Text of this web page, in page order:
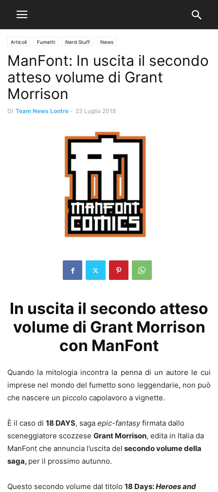
Articoli Fumetti Nerd Stuff News
ManFont: In uscita il secondo
atteso volume di Grant
Morrison
Di Team News Lontre - 23 Luglio 2018
In uscita il secondo atteso
volume di Grant Morrison
con ManFont
Quando la mitologia incontra la penna di un autore le cui
imprese nel mondo del fumetto sono leggendarie, non può
che nascere un piccolo capolavoro a vignette.
È il caso di 18 DAYS, saga epic-fantasyfirmata dallo
sceneggiatore scozzese Grant Morrison, edita in Italia da
ManFont che annuncia l’uscita del secondo volume della
saga, per il prossimo autunno.
Questo secondo volume dal titolo 18 Days:Heroes and